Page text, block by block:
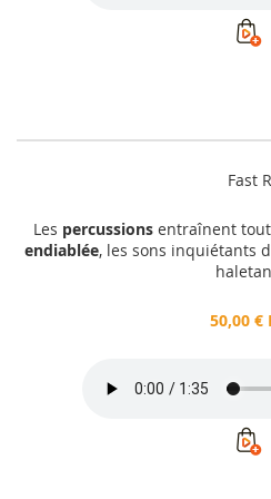
Fast
Les percussionsentraînent
endiablée, les sons inquiétants
50,00 €